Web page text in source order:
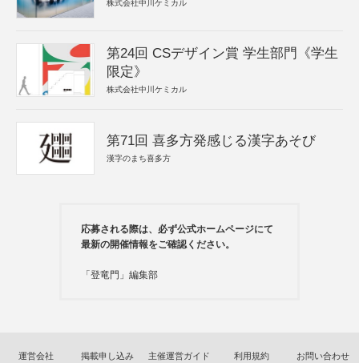
株式会社中川ケミカル
第24回 CSデザイン賞 学生部門《学生
限定》
株式会社中川ケミカル
第71回 喜多方発感じる漢字あそび
漢字のまち喜多方
応募される際は、必ず公式ホームページにて
最新の開催情報をご確認ください。
「登竜門」編集部
運営会社 掲載申し込み 主催運営ガイド 利用規約 お問い合わせ